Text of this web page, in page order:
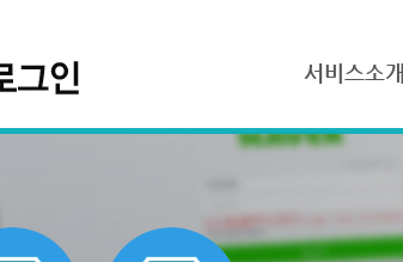
서비스소개